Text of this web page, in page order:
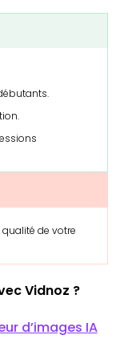
de votre
Vidnoz ?
d’images IA